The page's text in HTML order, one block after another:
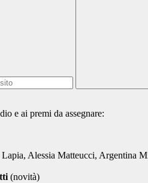
e ai premi da assegnare:
Alessia Matteucci, Argentina
(novità)